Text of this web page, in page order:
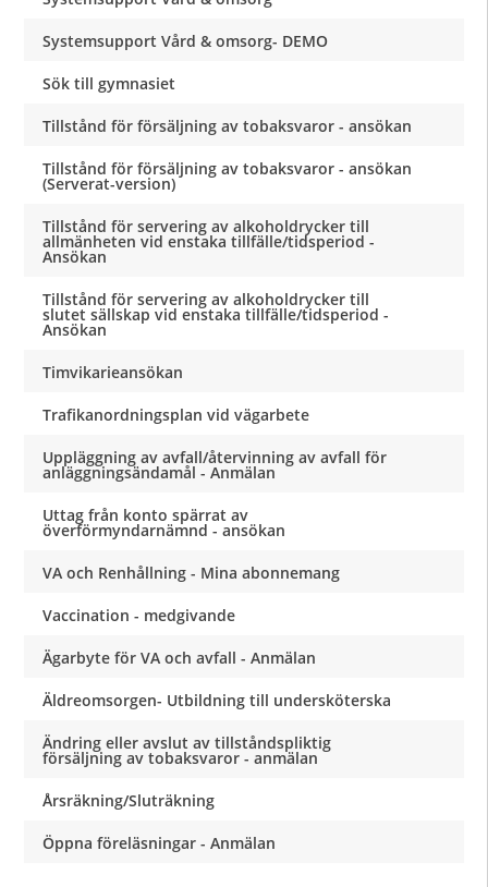
Systemsupport Vård & omsorg- DEMO
Sök till gymnasiet
Tillstånd för försäljning av tobaksvaror - ansökan
Tillstånd för försäljning av tobaksvaror - ansökan
(Serverat-version)
Tillstånd för servering av alkoholdrycker till
allmänheten vid enstaka tillfälle/tidsperiod -
Ansökan
Tillstånd för servering av alkoholdrycker till
slutet sällskap vid enstaka tillfälle/tidsperiod -
Ansökan
Timvikarieansökan
Trafikanordningsplan vid vägarbete
Uppläggning av avfall/återvinning av avfall för
anläggningsändamål - Anmälan
Uttag från konto spärrat av
överförmyndarnämnd - ansökan
VA och Renhållning - Mina abonnemang
Vaccination - medgivande
Ägarbyte för VA och avfall - Anmälan
Äldreomsorgen- Utbildning till undersköterska
Ändring eller avslut av tillståndspliktig
försäljning av tobaksvaror - anmälan
Årsräkning/Sluträkning
Öppna föreläsningar - Anmälan